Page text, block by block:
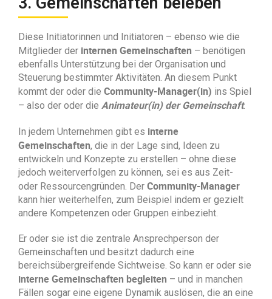
Diese Initiatorinnen und Initiatoren – ebenso wie die
Mitglieder der internen Gemeinschaften – benötigen
ebenfalls Unterstützung bei der Organisation und
Steuerung bestimmter Aktivitäten. An diesem Punkt
kommt der oder die Community-Manager(in) ins Spiel
– also der oder die Animateur(in) der Gemeinschaft.
In jedem Unternehmen gibt es interne
Gemeinschaften, die in der Lage sind, Ideen zu
entwickeln und Konzepte zu erstellen – ohne diese
jedoch weiterverfolgen zu können, sei es aus Zeit-
oder Ressourcengründen. Der Community-Manager
kann hier weiterhelfen, zum Beispiel indem er gezielt
andere Kompetenzen oder Gruppen einbezieht.
Er oder sie ist die zentrale Ansprechperson der
Gemeinschaften und besitzt dadurch eine
bereichsübergreifende Sichtweise. So kann er oder sie
interne Gemeinschaften begleiten – und in manchen
Fällen sogar eine eigene Dynamik auslösen, die an eine